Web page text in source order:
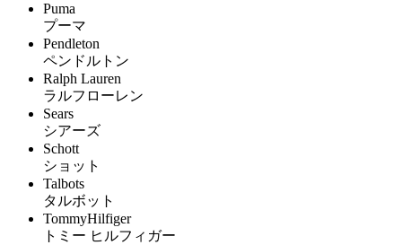
Puma
プーマ
Pendleton
ペンドルトン
Ralph Lauren
ラルフローレン
Sears
シアーズ
Schott
ショット
Talbots
タルボット
TommyHilfiger
トミー ヒルフィガー